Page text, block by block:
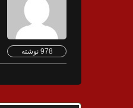
978 نوشته